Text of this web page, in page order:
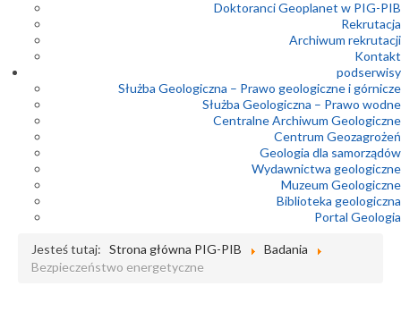
Doktoranci Geoplanet w PIG-PIB
Rekrutacja
Archiwum rekrutacji
Kontakt
podserwisy
Służba Geologiczna – Prawo geologiczne i górnicze
Służba Geologiczna – Prawo wodne
Centralne Archiwum Geologiczne
Centrum Geozagrożeń
Geologia dla samorządów
Wydawnictwa geologiczne
Muzeum Geologiczne
Biblioteka geologiczna
Portal Geologia
Jesteś tutaj: Strona główna PIG-PIB
Badania
Bezpieczeństwo energetyczne